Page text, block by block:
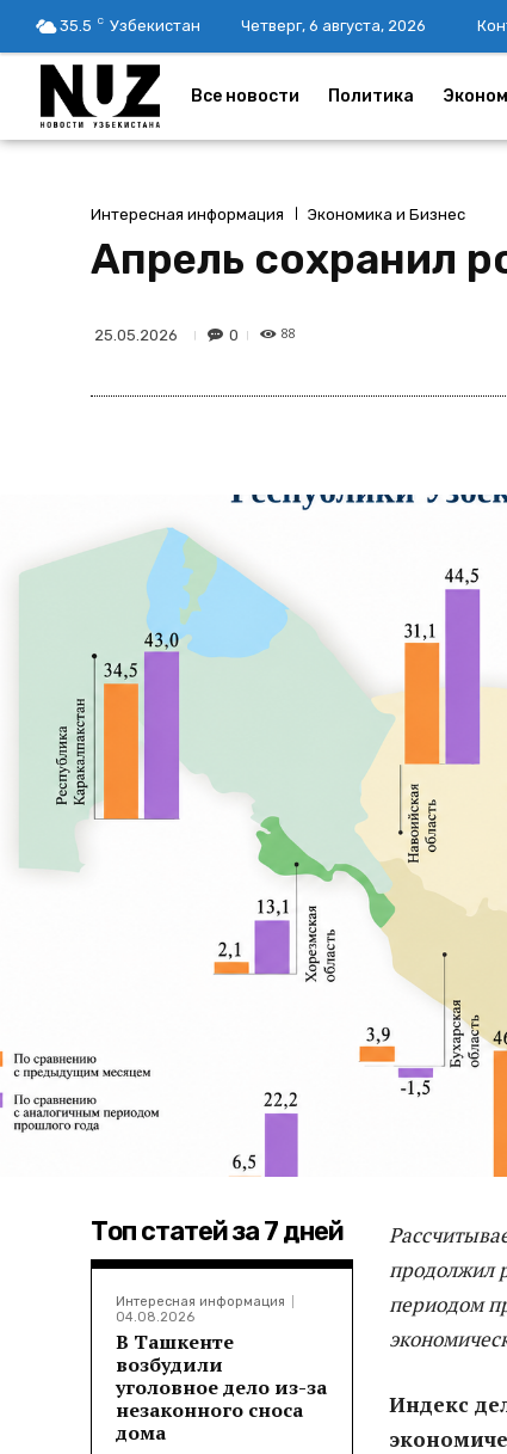
35.5 C Узбекистан Четверг, 6 августа, 2026
Все новости Политика
Интересная информация Экономика и Бизнес
Апрель сохранил
25.05.2026 0 88
Топ статей за 7 дней
Интересная информация
04.08.2026
В Ташкенте
возбудили
уголовное дело из-за
незаконного сноса
дома
продолжил
периодом
Индекс